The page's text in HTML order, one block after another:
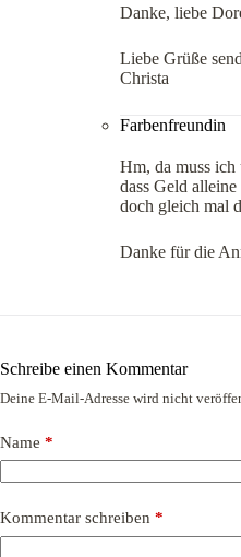
Danke, liebe
Liebe Grüße
Christa
Farbenfreundin
Hm, da muss
dass Geld
doch gleich mal
Danke für die
Schreibe einen Kommentar
Deine E-Mail-Adresse wird nicht
Name *
Kommentar schreiben *